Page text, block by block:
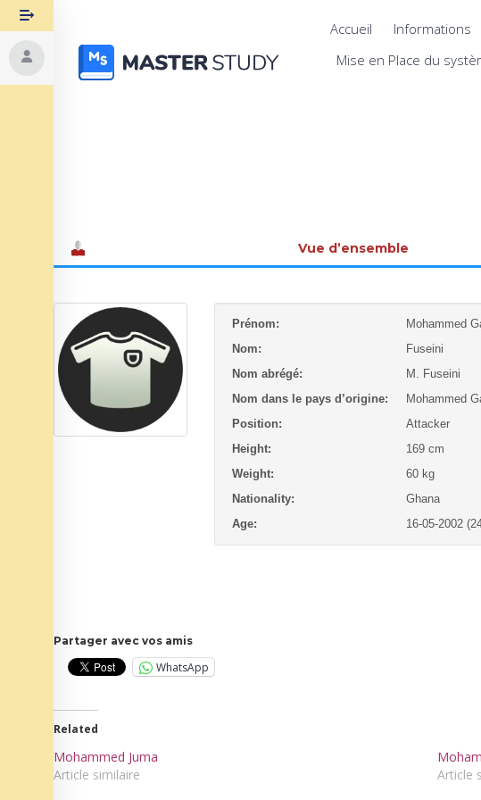
Accueil Informations
Mise en Place du
Vue d’ensemble
Prénom:
Mohammed
Nom:
Fuseini
Nom abrégé:
M. Fuseini
Nom dans le pays d’origine:
Mohammed
Position:
Attacker
Height:
169 cm
Weight:
60 kg
Nationality:
Ghana
Age:
16-05-2002
Partager avec vos amis
WhatsApp
Related
Mohammed Juma
Article similaire
Article